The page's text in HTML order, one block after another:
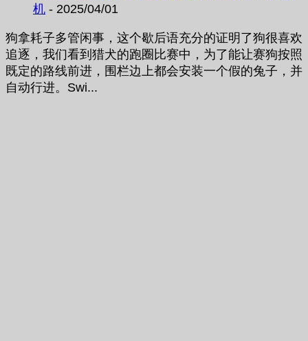
机 - 2025/04/01
狗拿耗子多管闲事，这个歇后语充分的证明了狗很喜欢
追逐，我们看到猎犬的跑圈比赛中，为了能让赛狗按照
既定的路线前进，围栏边上都会安装一个假的兔子，并
自动行进。Swi...